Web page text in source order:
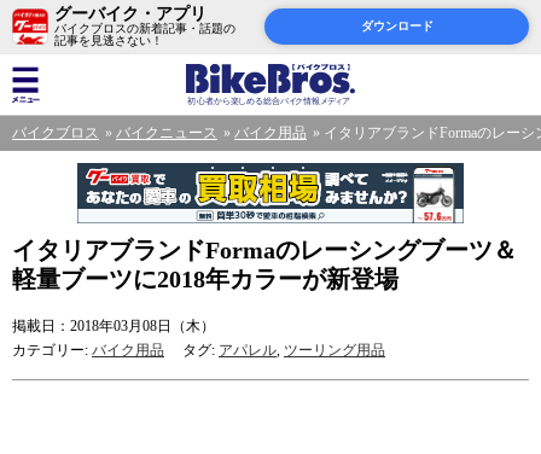
グーバイク・アプリ
バイクブロスの新着記事・話題の
記事を見逃さない！
ダウンロード
バイクブロス バイクニュース バイク用品 イタリアブランドFormaのレー
イタリアブランドFormaのレーシングブーツ＆
軽量ブーツに2018年カラーが新登場
掲載日：2018年03月08日（木）
カテゴリー: バイク用品 タグ: アパレル, ツーリング用品